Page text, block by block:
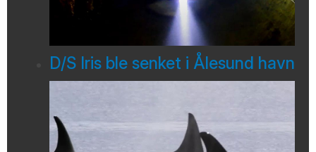
D/S Iris ble senket i Ålesund havn